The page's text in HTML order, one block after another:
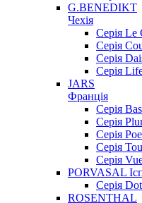
G.BENEDIKT
Чехія
Cерія Le
Серія
Серія
Серія
JARS
Франція
Серія
Серія
Серія
Серія
Серія
PORVASAL
Серія
ROSENTHAL